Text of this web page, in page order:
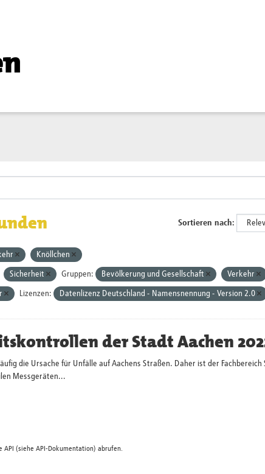
Sortieren nach
Knöllchen
Sicherheit Gruppen: Bevölkerung und Gesellschaft Verkehr
Lizenzen: Datenlizenz Deutschland - Namensnennung - Version 2.0
der Stadt Aachen
die Ursache für Unfälle auf Aachens Straßen. Daher ist der Fachbereich
Messgeräten...
API (siehe API-Dokumentation) abrufen.